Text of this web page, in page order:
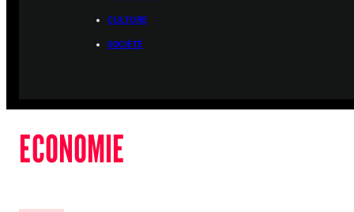
CULTURE
SOCIÉTÉ
ECONOMIE